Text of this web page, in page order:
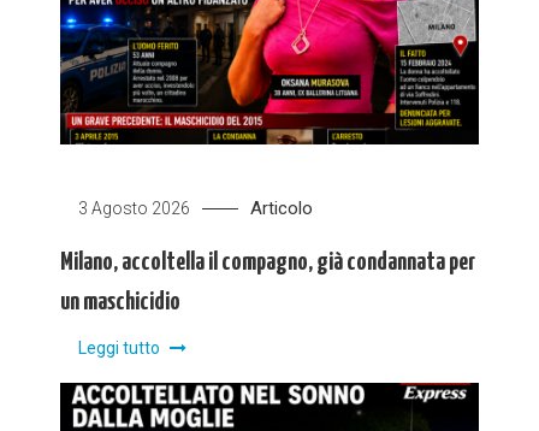
3 Agosto 2026 Articolo
Milano, accoltella il compagno, già condannata per
un maschicidio
Leggi tutto